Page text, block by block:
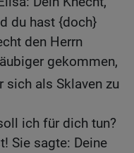
du hast {doch}
den Herrn
gekommen,
sich als Sklaven zu
ich für dich tun?
Sie sagte: Deine